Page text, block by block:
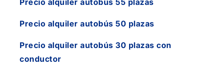
Precio alquiler autobús 55 plazas
Precio alquiler autobús 50 plazas
Precio alquiler autobús 30 plazas con
conductor